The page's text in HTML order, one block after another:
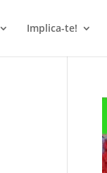
Implica-te!